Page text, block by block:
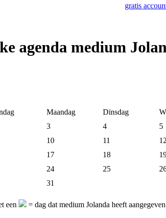
gratis
agenda medium
Maandag Dinsdag
3 4 5
10 11
17 18
24 25
31
een = dag dat medium Jolanda heeft